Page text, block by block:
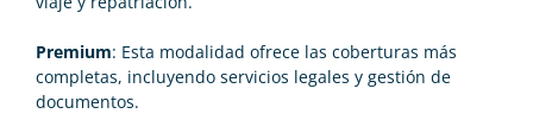
Premium: Esta modalidad ofrece las coberturas más
completas, incluyendo servicios legales y gestión de
documentos.